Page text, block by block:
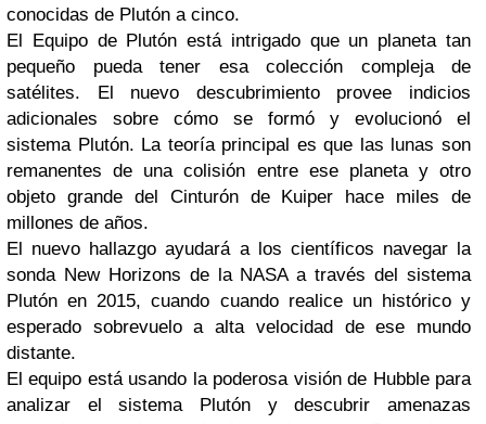
conocidas de Plutón a cinco.
El Equipo de Plutón está intrigado que un planeta tan
pequeño pueda tener esa colección compleja de
satélites. El nuevo descubrimiento provee indicios
adicionales sobre cómo se formó y evolucionó el
sistema Plutón. La teoría principal es que las lunas son
remanentes de una colisión entre ese planeta y otro
objeto grande del Cinturón de Kuiper hace miles de
millones de años.
El nuevo hallazgo ayudará a los científicos navegar la
sonda New Horizons de la NASA a través del sistema
Plutón en 2015, cuando cuando realice un histórico y
esperado sobrevuelo a alta velocidad de ese mundo
distante.
El equipo está usando la poderosa visión de Hubble para
analizar el sistema Plutón y descubrir amenazas